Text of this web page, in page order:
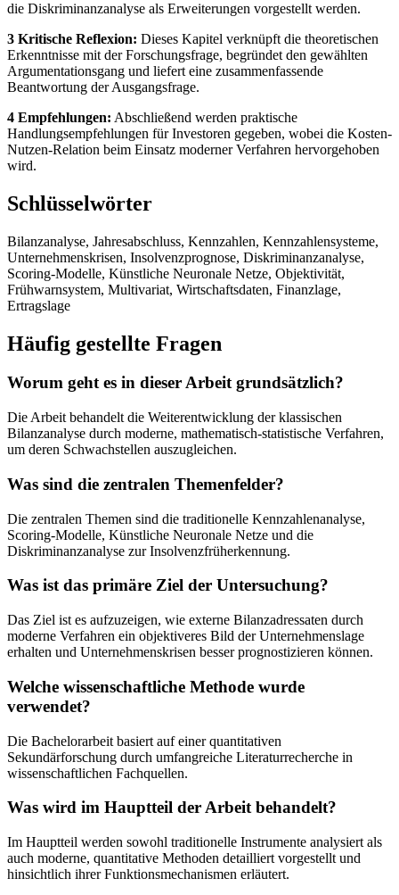
die Diskriminanzanalyse als Erweiterungen vorgestellt werden.
3 Kritische Reflexion: Dieses Kapitel verknüpft die theoretischen
Erkenntnisse mit der Forschungsfrage, begründet den gewählten
Argumentationsgang und liefert eine zusammenfassende
Beantwortung der Ausgangsfrage.
4 Empfehlungen: Abschließend werden praktische
Handlungsempfehlungen für Investoren gegeben, wobei die Kosten-
Nutzen-Relation beim Einsatz moderner Verfahren hervorgehoben
wird.
Schlüsselwörter
Bilanzanalyse, Jahresabschluss, Kennzahlen, Kennzahlensysteme,
Unternehmenskrisen, Insolvenzprognose, Diskriminanzanalyse,
Scoring-Modelle, Künstliche Neuronale Netze, Objektivität,
Frühwarnsystem, Multivariat, Wirtschaftsdaten, Finanzlage,
Ertragslage
Häufig gestellte Fragen
Worum geht es in dieser Arbeit grundsätzlich?
Die Arbeit behandelt die Weiterentwicklung der klassischen
Bilanzanalyse durch moderne, mathematisch-statistische Verfahren,
um deren Schwachstellen auszugleichen.
Was sind die zentralen Themenfelder?
Die zentralen Themen sind die traditionelle Kennzahlenanalyse,
Scoring-Modelle, Künstliche Neuronale Netze und die
Diskriminanzanalyse zur Insolvenzfrüherkennung.
Was ist das primäre Ziel der Untersuchung?
Das Ziel ist es aufzuzeigen, wie externe Bilanzadressaten durch
moderne Verfahren ein objektiveres Bild der Unternehmenslage
erhalten und Unternehmenskrisen besser prognostizieren können.
Welche wissenschaftliche Methode wurde
verwendet?
Die Bachelorarbeit basiert auf einer quantitativen
Sekundärforschung durch umfangreiche Literaturrecherche in
wissenschaftlichen Fachquellen.
Was wird im Hauptteil der Arbeit behandelt?
Im Hauptteil werden sowohl traditionelle Instrumente analysiert als
auch moderne, quantitative Methoden detailliert vorgestellt und
hinsichtlich ihrer Funktionsmechanismen erläutert.